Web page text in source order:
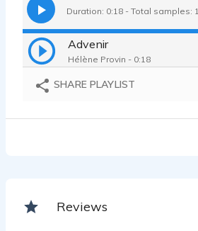
Duration: 0:18 - Total samples: 1
Advenir
Hélène Provin - 0:18
SHARE PLAYLIST
Reviews